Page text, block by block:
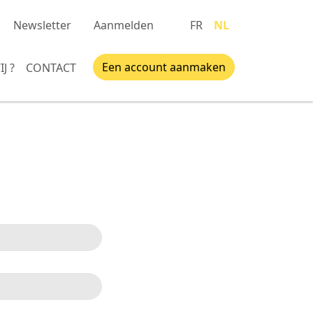
Newsletter Aanmelden FR NL
? CONTACT Een account aanmaken